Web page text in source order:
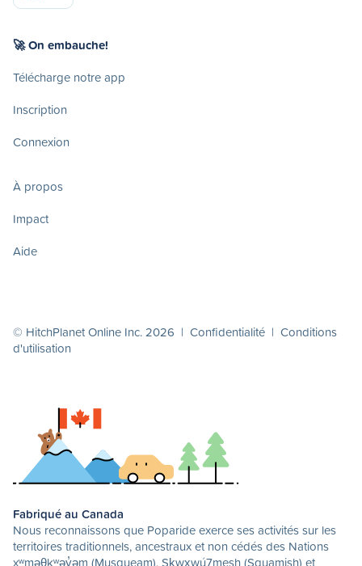
🚀 On embauche!
Télécharge notre app
Inscription
Connexion
À propos
Impact
Aide
© HitchPlanet Online Inc. 2026 | Confidentialité | Conditions
d'utilisation
Fabriqué au Canada
Nous reconnaissons que Poparide exerce ses activités sur les
territoires traditionnels, ancestraux et non cédés des Nations
xʷməθkʷəy̓əm (Musqueam), Sḵwx̱wú7mesh (Squamish) et